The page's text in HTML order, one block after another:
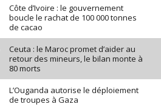
Côte d’Ivoire : le gouvernement
boucle le rachat de 100 000 tonnes
de cacao
Ceuta : le Maroc promet d’aider au
retour des mineurs, le bilan monte à
80 morts
L’Ouganda autorise le déploiement
de troupes à Gaza